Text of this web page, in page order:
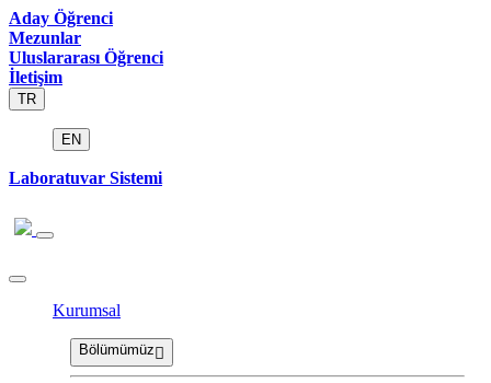
Aday Öğrenci
Mezunlar
Uluslararası Öğrenci
İletişim
TR
EN
Laboratuvar Sistemi
Kurumsal
Bölümümüz